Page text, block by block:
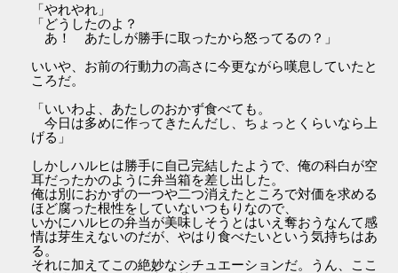
「やれやれ」
「どうしたのよ？
あ！ あたしが勝手に取ったから怒ってるの？」
いいや、お前の行動力の高さに今更ながら嘆息していたと
ころだ。
「いいわよ、あたしのおかず食べても。
今日は多めに作ってきたんだし、ちょっとくらいなら上
げる」
しかしハルヒは勝手に自己完結したようで、俺の科白が空
耳だったかのように弁当箱を差し出した。
俺は別におかずの一つや二つ消えたところで対価を求める
ほど腐った根性をしていないつもりなので、
いかにハルヒの弁当が美味しそうとはいえ奪おうなんて感
情は芽生えないのだが、やはり食べたいという気持ちはあ
る。
それに加えてこの絶妙なシチュエーションだ。うん、ここ